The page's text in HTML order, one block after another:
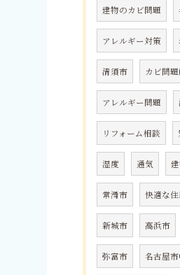
建物のカビ問題
アレルギー対策
清須市 カビ問
アレルギー問題
リフォーム相談
湿度 通気
常滑市 快適な
新城市 高浜市
弥富市 名古屋